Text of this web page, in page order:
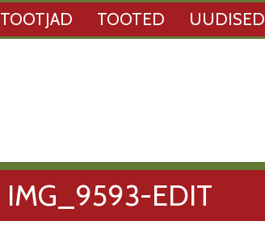
TOOTJAD TOOTED UUDISED
IMG_9593-EDIT